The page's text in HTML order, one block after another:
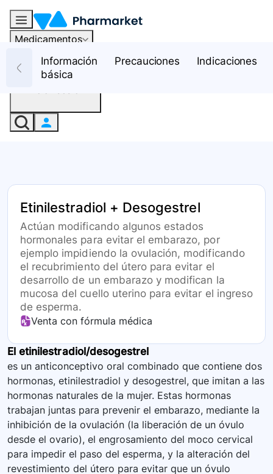
Medicamentos
RecursosInformación
básica
Precauciones Indicaciones
Etinilestradiol + Desogestrel
Actúan modificando algunos estados
hormonales para evitar el embarazo, por
ejemplo impidiendo la ovulación, modificando
el recubrimiento del útero para evitar el
desarrollo de un embarazo y modifican la
mucosa del cuello uterino para evitar el ingreso
de esperma.
Venta con fórmula médica
El etinilestradiol/desogestrel
es un anticonceptivo oral combinado que contiene dos
hormonas, etinilestradiol y desogestrel, que imitan a las
hormonas naturales de la mujer. Estas hormonas
trabajan juntas para prevenir el embarazo, mediante la
inhibición de la ovulación (la liberación de un óvulo
desde el ovario), el engrosamiento del moco cervical
para impedir el paso del esperma, y la alteración del
revestimiento del útero para evitar que un óvulo